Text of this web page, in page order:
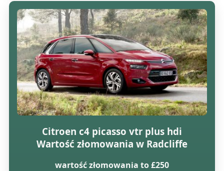
Citroen c4 picasso vtr plus hdi
Wartość złomowania w Radcliffe
wartość złomowania to £250